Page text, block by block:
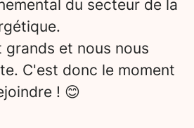
du secteur de la
grands et nous nous
C'est donc le moment
! 😊